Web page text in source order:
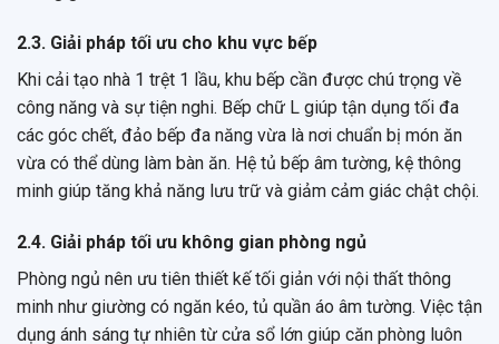
2.3. Giải pháp tối ưu cho khu vực bếp
Khi cải tạo nhà 1 trệt 1 lầu, khu bếp cần được chú trọng về
công năng và sự tiện nghi. Bếp chữ L giúp tận dụng tối đa
các góc chết, đảo bếp đa năng vừa là nơi chuẩn bị món ăn
vừa có thể dùng làm bàn ăn. Hệ tủ bếp âm tường, kệ thông
minh giúp tăng khả năng lưu trữ và giảm cảm giác chật chội.
2.4. Giải pháp tối ưu không gian phòng ngủ
Phòng ngủ nên ưu tiên thiết kế tối giản với nội thất thông
minh như giường có ngăn kéo, tủ quần áo âm tường. Việc tận
dụng ánh sáng tự nhiên từ cửa sổ lớn giúp căn phòng luôn